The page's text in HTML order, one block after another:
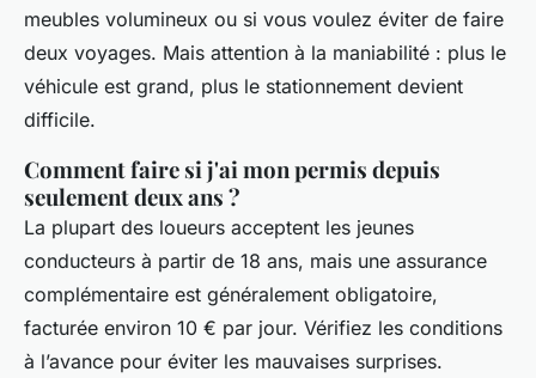
meubles volumineux ou si vous voulez éviter de faire
deux voyages. Mais attention à la maniabilité : plus le
véhicule est grand, plus le stationnement devient
difficile.
Comment faire si j'ai mon permis depuis
seulement deux ans ?
La plupart des loueurs acceptent les jeunes
conducteurs à partir de 18 ans, mais une assurance
complémentaire est généralement obligatoire,
facturée environ 10 € par jour. Vérifiez les conditions
à l’avance pour éviter les mauvaises surprises.